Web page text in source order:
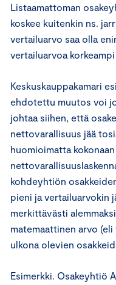
Listaamattoman
koskee kuitenkin ns.
vertailuarvo saa olla
vertailuarvoa
Keskuskauppakamari
ehdotettu muutos voi
johtaa siihen, että
nettovarallisuus jää
huomioimatta
kohdeyhtiön
pieni ja vertailuarvokin
merkittävästi
matemaattinen arvo
ulkona olevien
Esimerkki. Osakeyhtiö